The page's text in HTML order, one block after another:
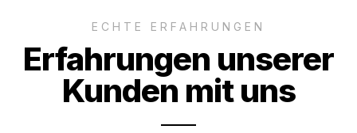
ECHTE ERFAHRUNGEN
Erfahrungen unserer
Kunden mit uns